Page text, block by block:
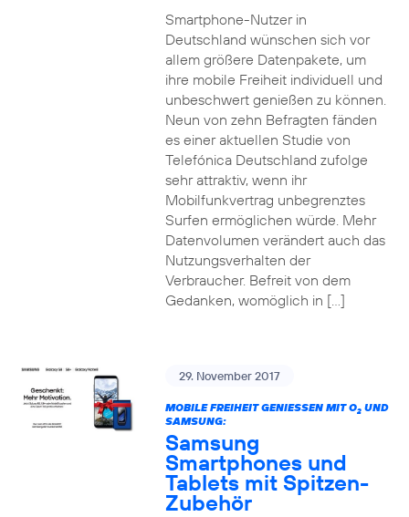
Smartphone-Nutzer in
Deutschland wünschen sich vor
allem größere Datenpakete, um
ihre mobile Freiheit individuell und
unbeschwert genießen zu können.
Neun von zehn Befragten fänden
es einer aktuellen Studie von
Telefónica Deutschland zufolge
sehr attraktiv, wenn ihr
Mobilfunkvertrag unbegrenztes
Surfen ermöglichen würde. Mehr
Datenvolumen verändert auch das
Nutzungsverhalten der
Verbraucher. Befreit von dem
Gedanken, womöglich in […]
29. November 2017
MOBILE FREIHEIT GENIESSEN MIT O 2UND
SAMSUNG:
Samsung
Smartphones und
Tablets mit Spitzen-
Zubehör